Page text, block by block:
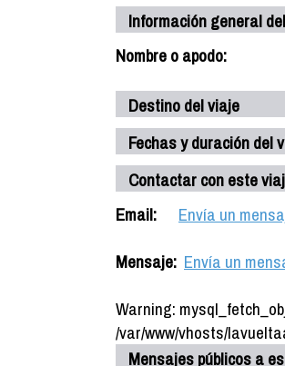
Información general
Nombre o apodo:
Destino del viaje
Fechas y duración del
Contactar con este
Email:
Envía un
Mensaje: Envía un
Warning:
/var/www/vhosts/
Mensajes públicos a